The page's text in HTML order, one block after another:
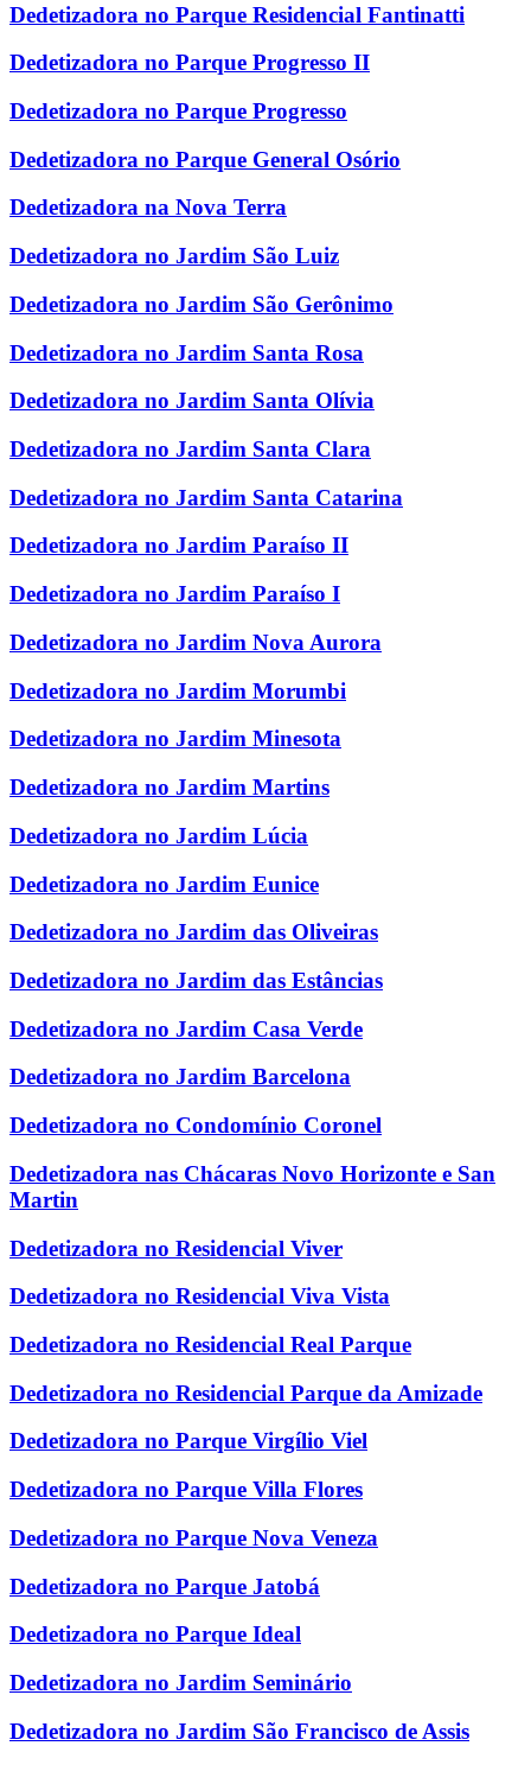
Dedetizadora no Parque Residencial Fantinatti
Dedetizadora no Parque Progresso II
Dedetizadora no Parque Progresso
Dedetizadora no Parque General Osório
Dedetizadora na Nova Terra
Dedetizadora no Jardim São Luiz
Dedetizadora no Jardim São Gerônimo
Dedetizadora no Jardim Santa Rosa
Dedetizadora no Jardim Santa Olívia
Dedetizadora no Jardim Santa Clara
Dedetizadora no Jardim Santa Catarina
Dedetizadora no Jardim Paraíso II
Dedetizadora no Jardim Paraíso I
Dedetizadora no Jardim Nova Aurora
Dedetizadora no Jardim Morumbi
Dedetizadora no Jardim Minesota
Dedetizadora no Jardim Martins
Dedetizadora no Jardim Lúcia
Dedetizadora no Jardim Eunice
Dedetizadora no Jardim das Oliveiras
Dedetizadora no Jardim das Estâncias
Dedetizadora no Jardim Casa Verde
Dedetizadora no Jardim Barcelona
Dedetizadora no Condomínio Coronel
Dedetizadora nas Chácaras Novo Horizonte e San
Martin
Dedetizadora no Residencial Viver
Dedetizadora no Residencial Viva Vista
Dedetizadora no Residencial Real Parque
Dedetizadora no Residencial Parque da Amizade
Dedetizadora no Parque Virgílio Viel
Dedetizadora no Parque Villa Flores
Dedetizadora no Parque Nova Veneza
Dedetizadora no Parque Jatobá
Dedetizadora no Parque Ideal
Dedetizadora no Jardim Seminário
Dedetizadora no Jardim São Francisco de Assis